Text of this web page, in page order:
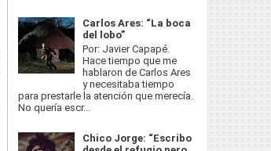
Carlos Ares: “La boca
del lobo”
Por: Javier Capapé.
Hace tiempo que me
hablaron de Carlos Ares
y necesitaba tiempo
para prestarle la atención que merecía.
No quería escr...
Chico Jorge: “Escribo